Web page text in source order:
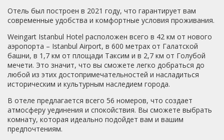
Отель был построен в 2021 году, что гарантирует вам
современные удобства и комфортные условия проживания.
Weingart Istanbul Hotel расположен всего в 42 км от нового
аэропорта – Istanbul Airport, в 600 метрах от Галатской
башни, в 1,7 км от площади Таксим и в 2,7 км от Голубой
мечети. Это значит, что вы сможете легко добраться до
любой из этих достопримечательностей и насладиться
историческим и культурным наследием города.
В отеле предлагается всего 56 номеров, что создает
атмосферу уединения и спокойствия. Вы сможете выбрать
комнату, которая идеально подойдет вам и вашим
предпочтениям.